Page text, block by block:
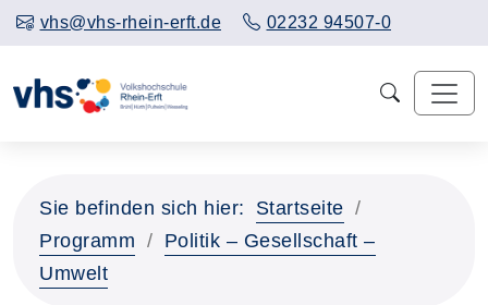
vhs@vhs-rhein-erft.de 02232 94507-0
Sie befinden sich hier:
Startseite
Programm
Politik – Gesellschaft –
Umwelt